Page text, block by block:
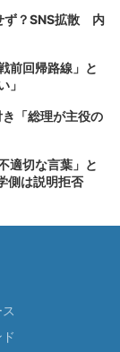
ず？SNS拡散 内
前回帰路線」と
」
「総理が主役の
適切な言葉」と
側は説明拒否